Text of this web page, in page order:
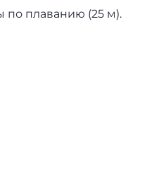
по плаванию (25 м).